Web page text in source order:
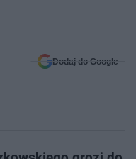
Dodaj do Google